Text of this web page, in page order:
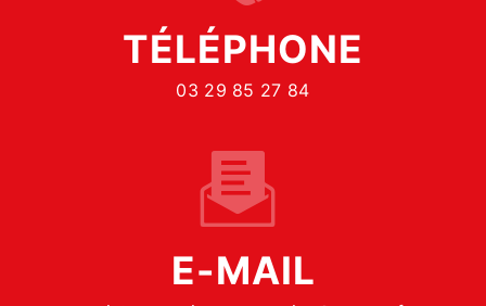
TÉLÉPHONE
03 29 85 27 84
E-MAIL